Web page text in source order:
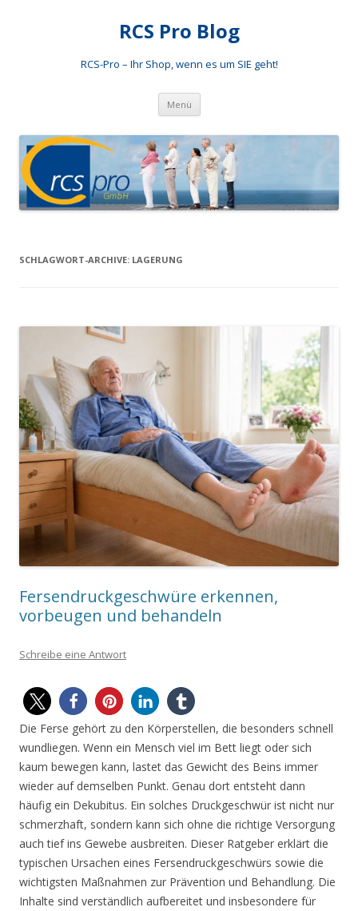
RCS Pro Blog
RCS-Pro – Ihr Shop, wenn es um SIE geht!
Menü Zum
springen
SCHLAGWORT-ARCHIVE: LAGERUNG
Fersendruckgeschwüre erkennen,
vorbeugen und behandeln
Schreibe eine Antwort
Die Ferse gehört zu den Körperstellen, die besonders schnell
wundliegen. Wenn ein Mensch viel im Bett liegt oder sich
kaum bewegen kann, lastet das Gewicht des Beins immer
wieder auf demselben Punkt. Genau dort entsteht dann
häufig ein Dekubitus. Ein solches Druckgeschwür ist nicht nur
schmerzhaft, sondern kann sich ohne die richtige Versorgung
auch tief ins Gewebe ausbreiten. Dieser Ratgeber erklärt die
typischen Ursachen eines Fersendruckgeschwürs sowie die
wichtigsten Maßnahmen zur Prävention und Behandlung. Die
Inhalte sind verständlich aufbereitet und insbesondere für